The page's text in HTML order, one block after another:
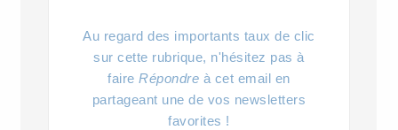
Au regard des importants taux de clic
sur cette rubrique, n'hésitez pas à
faireRépondre à cet email en
partageant une de vos newsletters
favorites !